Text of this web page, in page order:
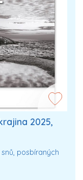
2025,
posbíraných